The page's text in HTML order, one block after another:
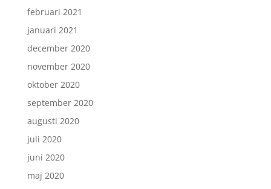
februari 2021
januari 2021
december 2020
november 2020
oktober 2020
september 2020
augusti 2020
juli 2020
juni 2020
maj 2020